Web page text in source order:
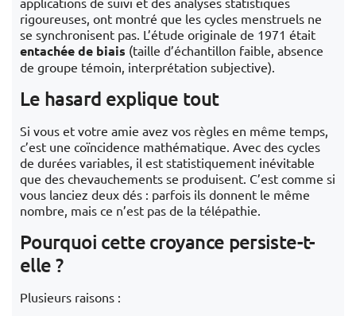
rigoureuses, ont montré que les cycles menstruels ne
se synchronisent pas. L’étude originale de 1971 était
entachée de biais (taille d’échantillon faible, absence
de groupe témoin, interprétation subjective).
Le hasard explique tout
Si vous et votre amie avez vos règles en même temps,
c’est une coïncidence mathématique. Avec des cycles
de durées variables, il est statistiquement inévitable
que des chevauchements se produisent. C’est comme si
vous lanciez deux dés : parfois ils donnent le même
nombre, mais ce n’est pas de la télépathie.
Pourquoi cette croyance persiste-t-
elle ?
Plusieurs raisons :